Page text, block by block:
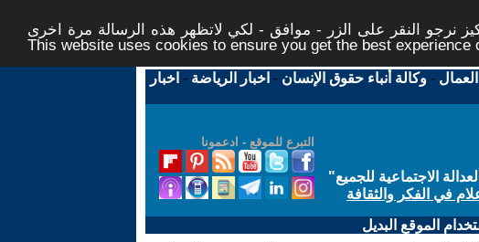
نرجو النقر على الزر - موافق - لكي لاتظهر هذه الرسالة مرة اخرى -
This website uses cookies to ensure you get the best experience
العمال -وكالة أنباء حقوق الإنسان - اخبار الرياضة - اخبار
التبرع للموقع - ادعمونا
الاجتماعية للجميع"
في الفكر والثقافة
الموقع البديل